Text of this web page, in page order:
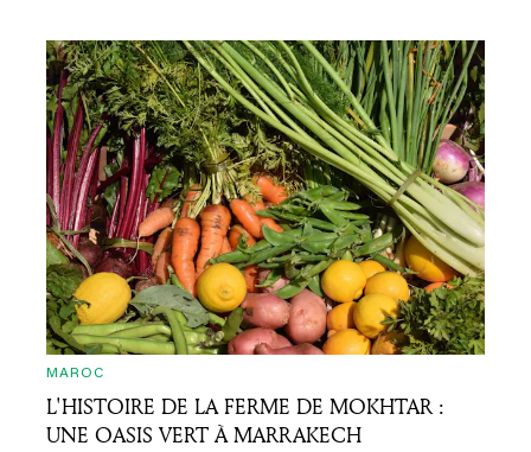
MAROC
L'HISTOIRE DE LA FERME DE MOKHTAR :
UNE OASIS VERT À MARRAKECH